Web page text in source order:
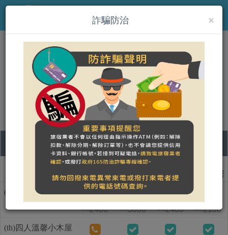
MENU
(th)鳳凰宿甲蟲生態民宿
營登名稱：
合法民宿 宜蘭縣138號
(th)二人蜜月小木屋
(th)四人溫馨小木屋
07
วันศุกร์
08
วันเสาร์
วันอาทิตย์
วันจันทร์
NT$2400 NT$3000 NT$2400 NT$2100
×
詐騙防治